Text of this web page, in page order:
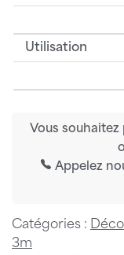
Utilisation
Vous
Appelez
Catégories :
3m